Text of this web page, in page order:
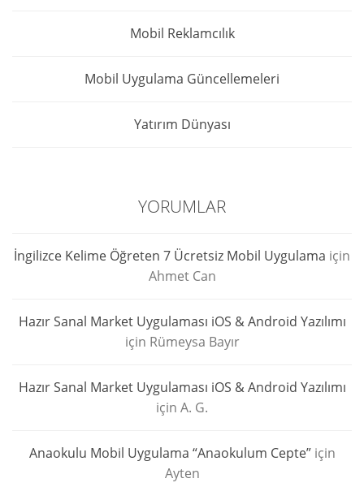
Mobil Reklamcılık
Mobil Uygulama Güncellemeleri
Yatırım Dünyası
YORUMLAR
İngilizce Kelime Öğreten 7 Ücretsiz Mobil Uygulama için
Ahmet Can
Hazır Sanal Market Uygulaması iOS & Android Yazılımı
için Rümeysa Bayır
Hazır Sanal Market Uygulaması iOS & Android Yazılımı
için A. G.
Anaokulu Mobil Uygulama “Anaokulum Cepte”için
Ayten